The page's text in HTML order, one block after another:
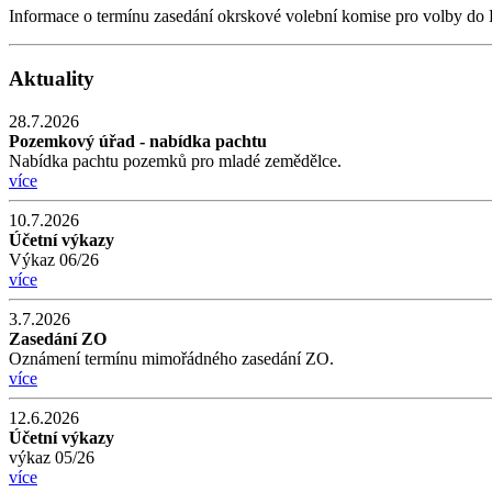
Informace o termínu zasedání okrskové volební komise pro volby do
Aktuality
28.7.2026
Pozemkový úřad - nabídka pachtu
Nabídka pachtu pozemků pro mladé zemědělce.
více
10.7.2026
Účetní výkazy
Výkaz 06/26
více
3.7.2026
Zasedání ZO
Oznámení termínu mimořádného zasedání ZO.
více
12.6.2026
Účetní výkazy
výkaz 05/26
více